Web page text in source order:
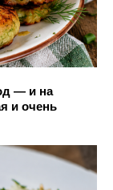
— и на
и очень